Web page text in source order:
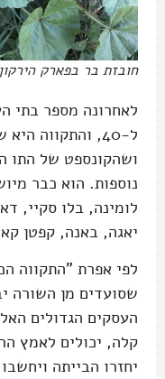
חובזת בר בפארק
לאחרונה מספר בתי
ל-40, והתקווה
ושהקונספט של התו
נוספות. הוא כבר
לומינה, בלו סקיי,
יאגה, באנה, קפטן
לפי אפרת "התקווה
שסועדים מן השורה
העסקים הגדולים
קלה, יכולים לאמץ
יחזרו הבייתה